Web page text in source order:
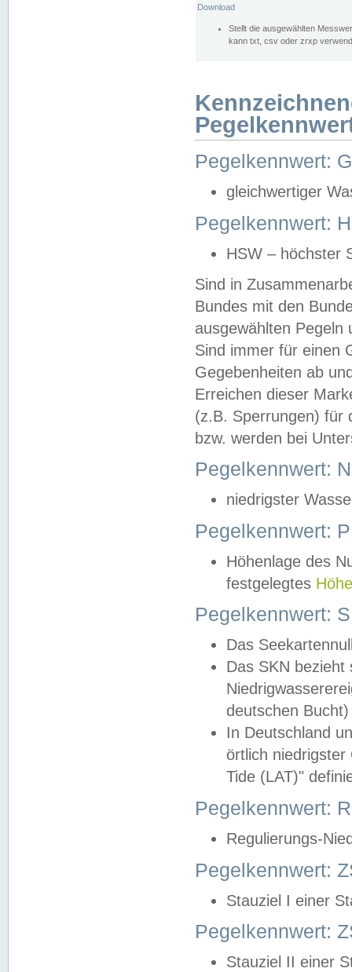
Download
Stellt die ausgewählten
kann txt, csv oder zrxp
Pegelkennwert:
gleichwertiger
Pegelkennwert:
HSW – höchster
Sind in
Bundes mit den
ausgewählten
Sind immer für einen
Gegebenheiten ab
Erreichen dieser
(z.B. Sperrungen) für
bzw. werden bei
Pegelkennwert:
niedrigster
Pegelkennwert:
Höhenlage des
festgelegtes
Pegelkennwert:
Das
Das SKN
deutschen
In Deutschland
örtlich
Tide (LAT)"
Pegelkennwert:
Regulierungs-
Pegelkennwert:
Stauziel I einer
Pegelkennwert:
Stauziel II einer